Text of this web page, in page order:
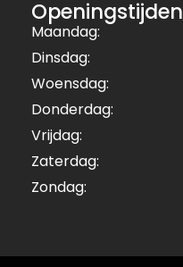
Openingstijden
Maandag:
Dinsdag:
Woensdag:
Donderdag:
Vrijdag:
Zaterdag:
Zondag: